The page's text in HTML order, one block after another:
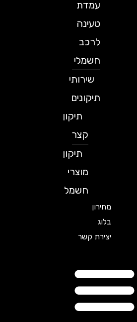
עמדת
טעינה
לרכב
חשמלי
שירותי
תיקונים
תיקון
תיקון
מוצרי
חשמל
מחירון
יצירת קשר